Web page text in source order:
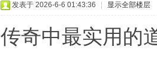
发表于 2026-6-6 01:43:36 显示全部楼层
传奇中最实用的